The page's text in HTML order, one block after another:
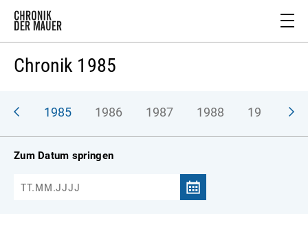
Chronik 1985
1985 1986 1987 1988 1989
Zum Datum springen